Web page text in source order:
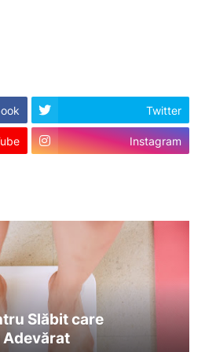
Twitter
Instagram
Slăbit care
Adevărat